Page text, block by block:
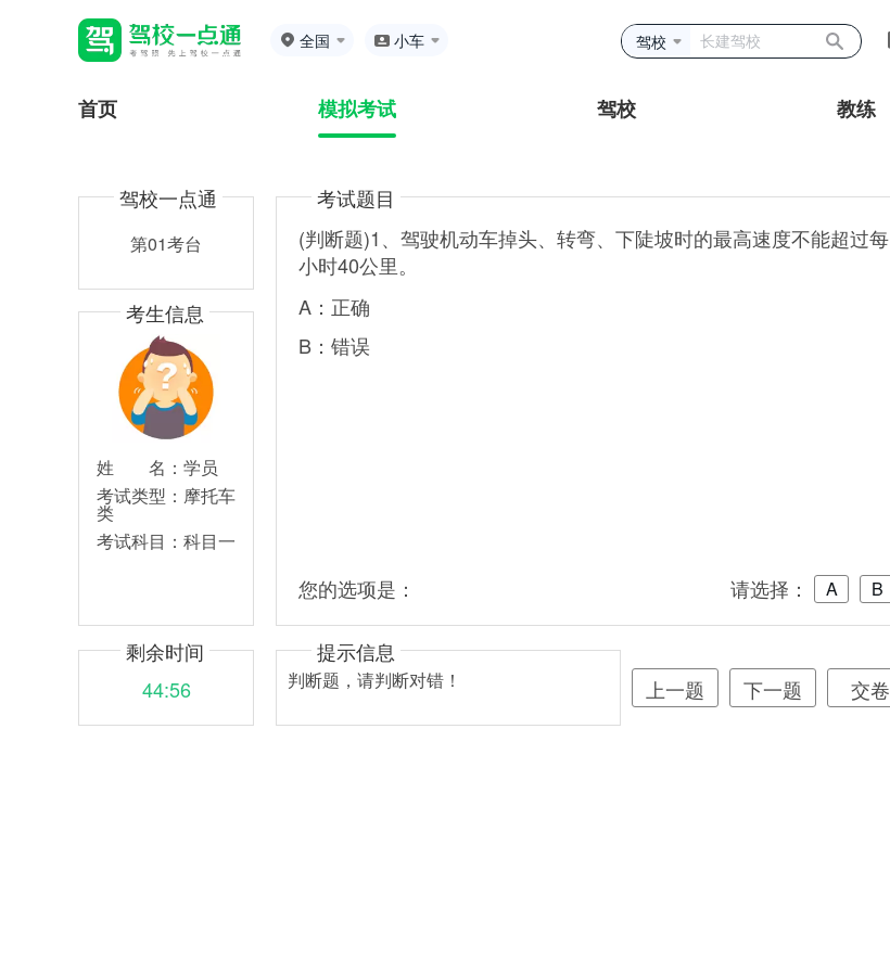
全国 小车 驾校
首页 模拟考试 驾校 教练
驾校一点通
第01考台
考生信息
姓 名： 学员
考试类型： 摩托车
类
考试科目： 科目一
剩余时间
44:56
考试题目
(判断题)1、驾驶机动车掉头、转弯、下陡坡时的最高速度不能超过每
小时40公里。
A：正确
B：错误
您的选项是： 请选择： A B
提示信息
判断题，请判断对错！ 上一题 下一题 交卷